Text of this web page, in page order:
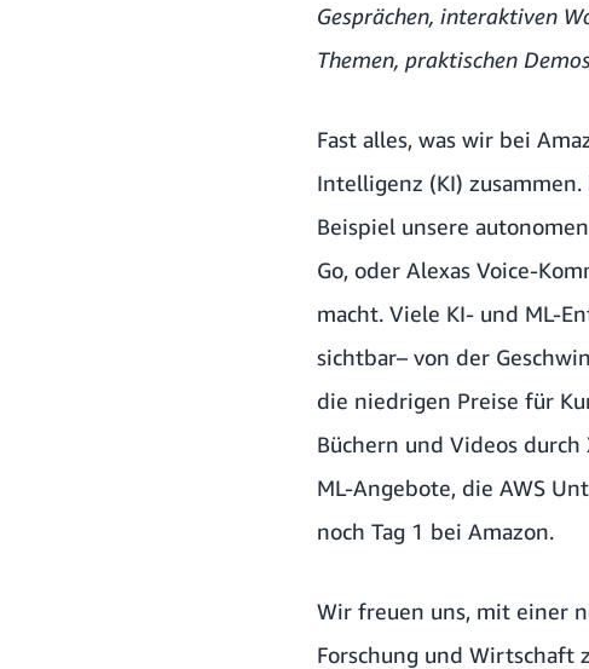
Gesprächen, interaktiven
Themen, praktischen
Fast alles, was wir bei
Intelligenz (KI)
Beispiel unsere
Go, oder Alexas Voice-
macht. Viele KI- und ML-
sichtbar– von der
die niedrigen Preise für
Büchern und Videos
ML-Angebote, die AWS
noch Tag 1 bei Amazon.
Wir freuen uns, mit einer
Forschung und Wirtschaft